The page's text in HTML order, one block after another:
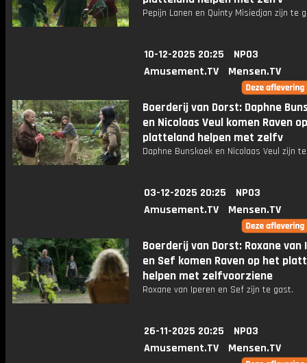
Pepijn Lanen en Quinty Misiedjan zijn te
10-12-2025 20:25
NPO3
Amusement.TV
Mensen.TV
Boerderij van Dorst: Daphne
en Nicolaas Veul komen Raven
platteland helpen met zelfv
Daphne Bunskoek en Nicolaas Veul zijn
03-12-2025 20:25
NPO3
Amusement.TV
Mensen.TV
Boerderij van Dorst: Roxane van
en Sef komen Raven op het
helpen met zelfvoorziene
Roxane van Iperen en Sef zijn te gast.
26-11-2025 20:25
NPO3
Amusement.TV
Mensen.TV